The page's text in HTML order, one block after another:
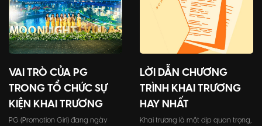
VAI TRÒ CỦA PG
TRONG TỔ CHỨC SỰ
KIỆN KHAI TRƯƠNG
PG (Promotion Girl) đang ngày
LỜI DẪN CHƯƠNG
TRÌNH KHAI TRƯƠNG
HAY NHẤT
Khai trương là một dịp quan trọng,